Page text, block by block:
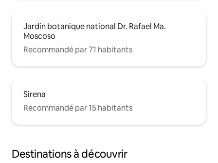
Jardin botanique national Dr. Rafael Ma.
Moscoso
Recommandé par 71 habitants
Sirena
Recommandé par 15 habitants
Destinations à découvrir